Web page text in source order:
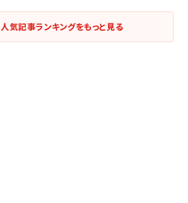
人気記事ランキングをもっと見る